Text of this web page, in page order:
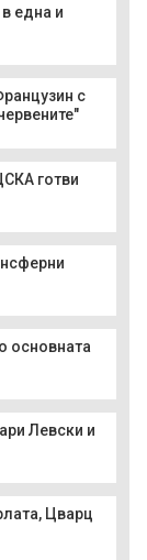
една и
с
готви
основната
Левски и
Цварц